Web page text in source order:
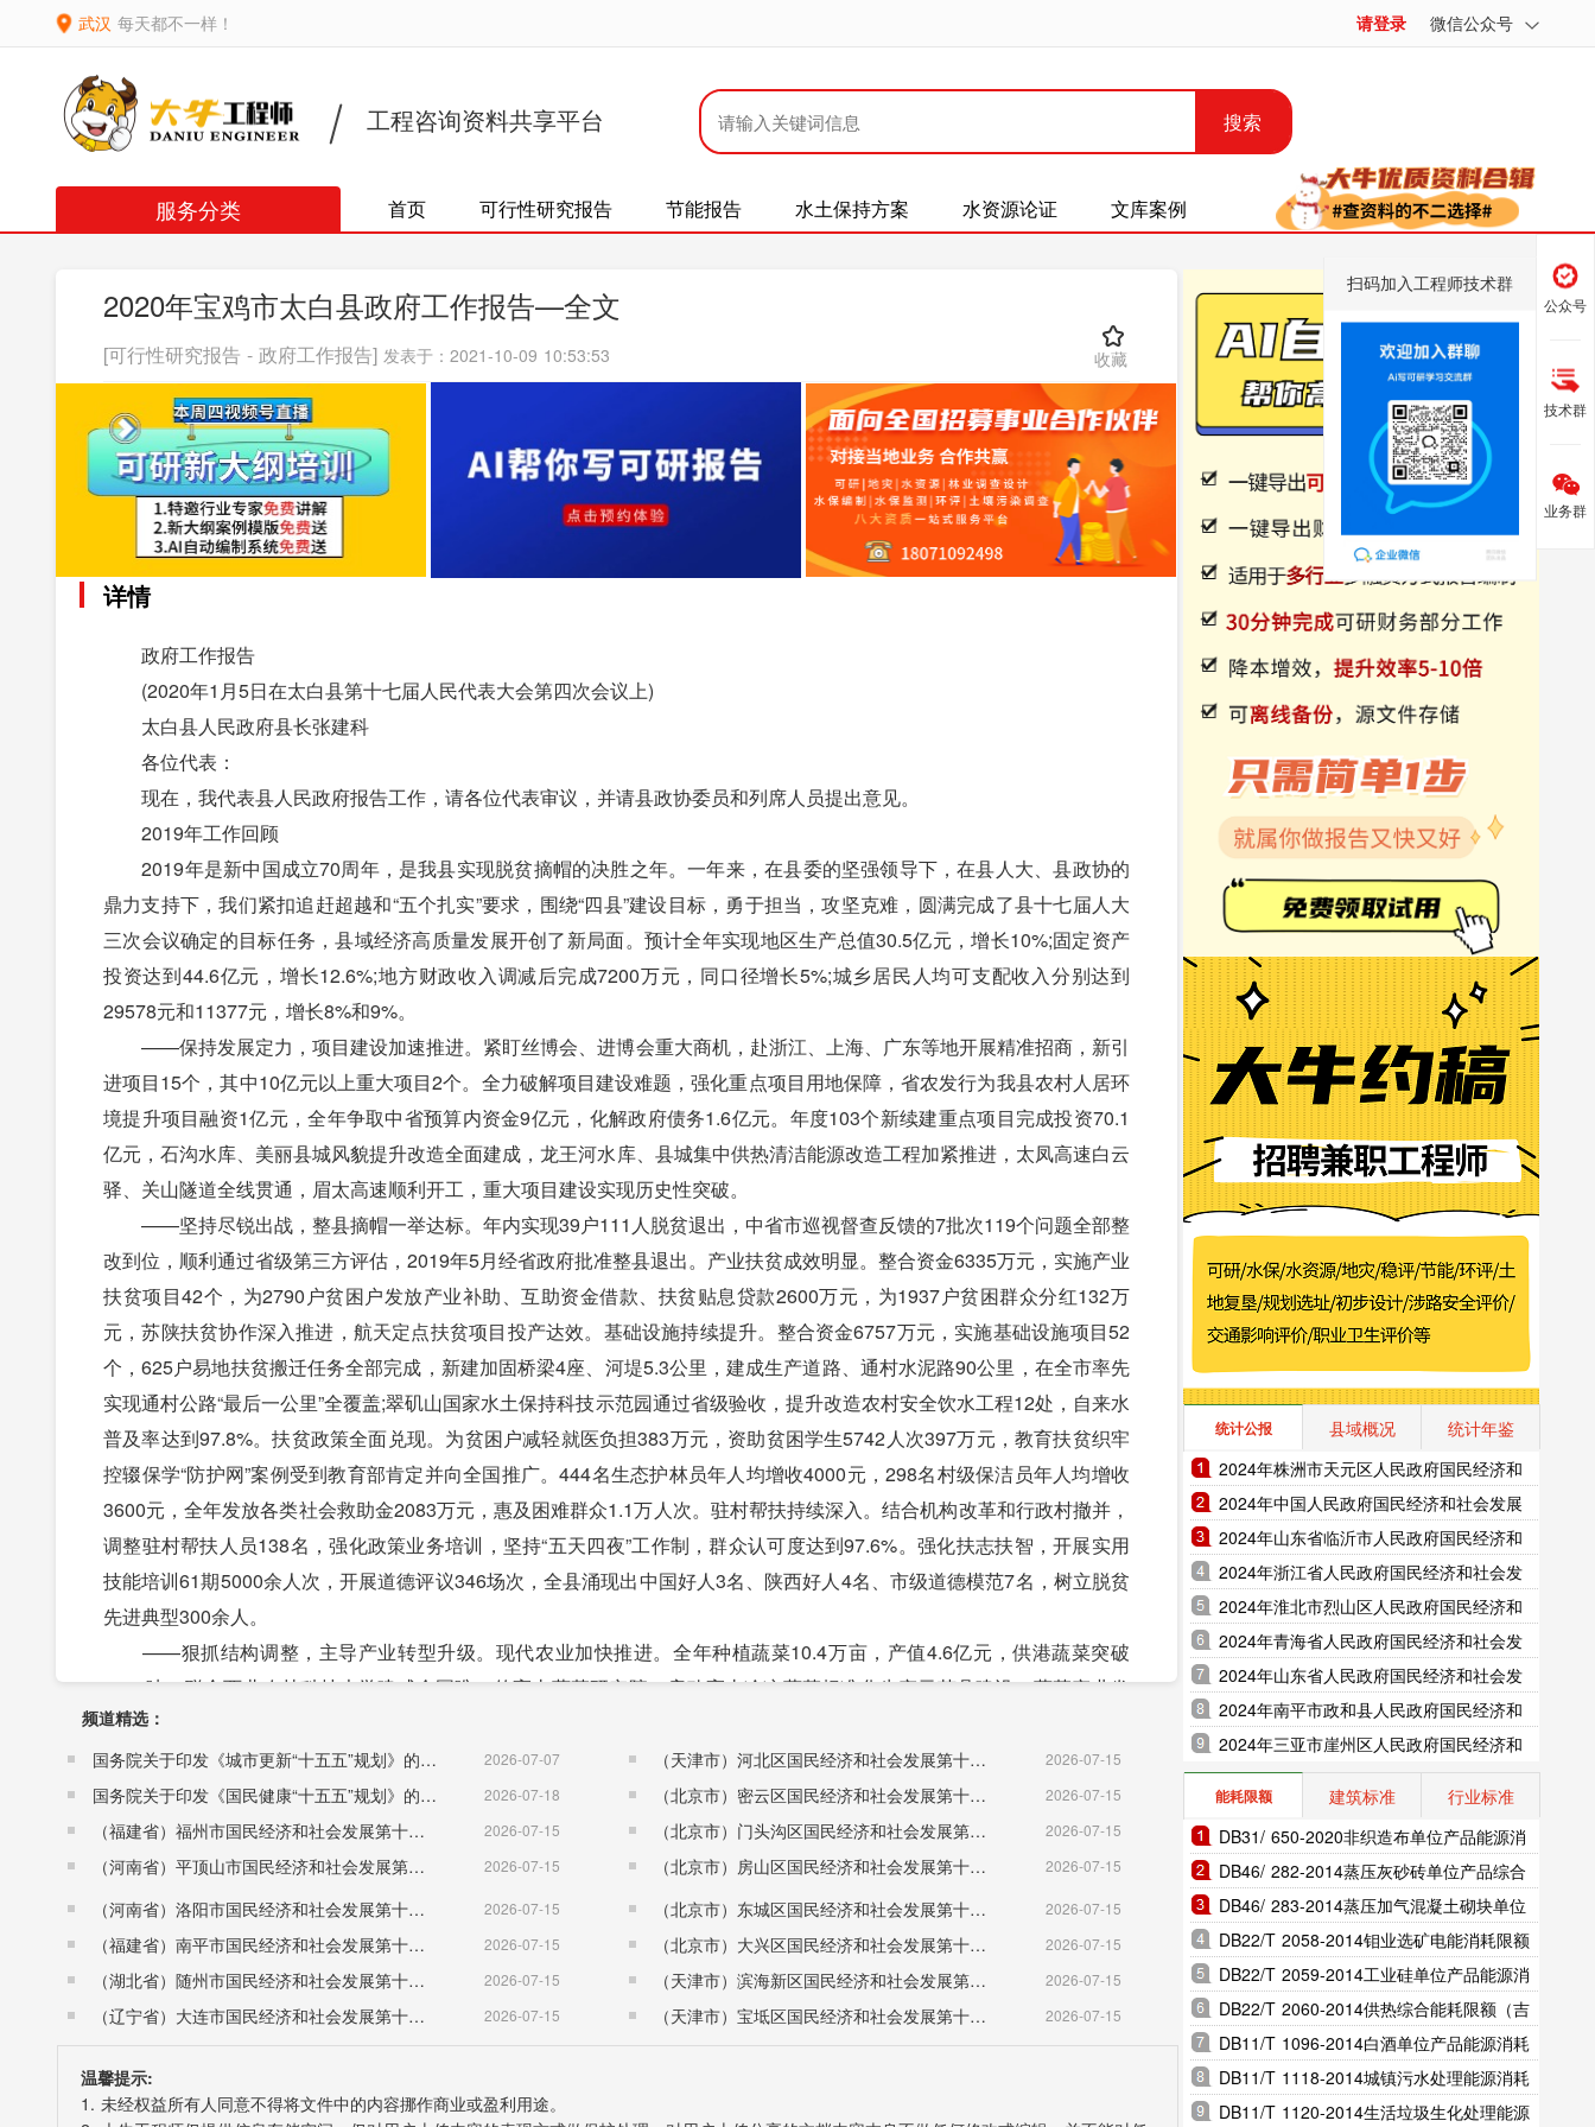
武汉 每天都不一样！ 请登录 微信公众号
工程咨询资料共享平台 搜索
服务分类 首页 可行性研究报告 节能报告 水土保持方案 水资源论证 文库案例
2020年宝鸡市太白县政府工作报告—全文
[可行性研究报告 - 政府工作报告] 发表于：2021-10-09 10:53:53 收藏
详情
政府工作报告
(2020年1月5日在太白县第十七届人民代表大会第四次会议上)
太白县人民政府县长张建科
各位代表：
现在，我代表县人民政府报告工作，请各位代表审议，并请县政协委员和列席人员提出意见。
2019年工作回顾
2019年是新中国成立70周年，是我县实现脱贫摘帽的决胜之年。一年来，在县委的坚强领导下，在县人大、县政协的
鼎力支持下，我们紧扣追赶超越和“五个扎实”要求，围绕“四县”建设目标，勇于担当，攻坚克难，圆满完成了县十七届人大
三次会议确定的目标任务，县域经济高质量发展开创了新局面。预计全年实现地区生产总值30.5亿元，增长10%;固定资产
投资达到44.6亿元，增长12.6%;地方财政收入调减后完成7200万元，同口径增长5%;城乡居民人均可支配收入分别达到
29578元和11377元，增长8%和9%。
——保持发展定力，项目建设加速推进。紧盯丝博会、进博会重大商机，赴浙江、上海、广东等地开展精准招商，新引
进项目15个，其中10亿元以上重大项目2个。全力破解项目建设难题，强化重点项目用地保障，省农发行为我县农村人居环
境提升项目融资1亿元，全年争取中省预算内资金9亿元，化解政府债务1.6亿元。年度103个新续建重点项目完成投资70.1
亿元，石沟水库、美丽县城风貌提升改造全面建成，龙王河水库、县城集中供热清洁能源改造工程加紧推进，太凤高速白云
驿、关山隧道全线贯通，眉太高速顺利开工，重大项目建设实现历史性突破。
——坚持尽锐出战，整县摘帽一举达标。年内实现39户111人脱贫退出，中省市巡视督查反馈的7批次119个问题全部整
改到位，顺利通过省级第三方评估，2019年5月经省政府批准整县退出。产业扶贫成效明显。整合资金6335万元，实施产业
扶贫项目42个，为2790户贫困户发放产业补助、互助资金借款、扶贫贴息贷款2600万元，为1937户贫困群众分红132万
元，苏陕扶贫协作深入推进，航天定点扶贫项目投产达效。基础设施持续提升。整合资金6757万元，实施基础设施项目52
个，625户易地扶贫搬迁任务全部完成，新建加固桥梁4座、河堤5.3公里，建成生产道路、通村水泥路90公里，在全市率先
实现通村公路“最后一公里”全覆盖;翠矶山国家水土保持科技示范园通过省级验收，提升改造农村安全饮水工程12处，自来水
普及率达到97.8%。扶贫政策全面兑现。为贫困户减轻就医负担383万元，资助贫困学生5742人次397万元，教育扶贫织牢
控辍保学“防护网”案例受到教育部肯定并向全国推广。444名生态护林员年人均增收4000元，298名村级保洁员年人均增收
3600元，全年发放各类社会救助金2083万元，惠及困难群众1.1万人次。驻村帮扶持续深入。结合机构改革和行政村撤并，
调整驻村帮扶人员138名，强化政策业务培训，坚持“五天四夜”工作制，群众认可度达到97.6%。强化扶志扶智，开展实用
技能培训61期5000余人次，开展道德评议346场次，全县涌现出中国好人3名、陕西好人4名、市级道德模范7名，树立脱贫
先进典型300余人。
——狠抓结构调整，主导产业转型升级。现代农业加快推进。全年种植蔬菜10.4万亩，产值4.6亿元，供港蔬菜突破
2000吨。联合西北农林科技大学建成全国唯一的高山蔬菜研究院，启动高山冷凉蔬菜标准化生产示范县建设，蔬菜产业发
展迈入新时代。发展现代莓类3200亩，500亩户太冰葡萄挂果，全县中药材留床面积4.4万亩，种植干杂果12万亩，发展食
用菌1800万袋，养殖中蜂6.5万箱、林麝418头、冷水鱼24万尾，预计农林牧渔及服务业增加值达到7.2亿元，增长4.5%。加
快全国电子商务进农村综合示范县建设，建成县级公共服务中心和29个镇村服务站点，43户电商企业脱颖而出，实现产值
850万元，为主导产业发展插上了腾飞的翅膀，我县被农业农村部授予全国农村创新创业典型县称号。全域旅游实现新突
破。推进5A级景区县城建设，改造沿街建筑欧式穹顶2万平方米，铺设慢行系统5公里，营造花海2000亩，建安城市综合体
荣获中国建筑行业工程质量最高荣誉鲁班奖。鳌山滑雪场成功举办全国越野滑雪U18精英赛、陕西省第五届滑雪大会。黄柏
塬镇荣获全省市级重点镇建设先进镇，黄柏塬村跻身第一批国家乡村旅游重点村，王家�僬颉⒕淄氛虬自拼迦倩袷〖短厣�
旅游名镇和乡村旅游示范村。全县年接待游客341万人次，实现旅游综合收入27亿元，连续两年荣膺中国最美县域、中国天
然氧吧。生态工业持续增强。太金公司实现产值3.8亿元，天龙钨钼产值达到4.4亿元，其中外贸出口1280万元;三秦森工建
成集生产、科研、科普于一体的蜂文化产业示范园，全县预计实现规模以上工业增加值11.8亿元，占地区生产总值39%。
——坚守保护职责，生态环境全面优化。生态环境问题整治扎实推进。认真落实全国违建别墅清查整治、全省秦岭生态
环境“五乱”问题整治、打击野生动物资源违法犯罪专项行动、宗教问题专项治理工作部署，拆除违法建筑12处1.1万平方
频道精选：
国务院关于印发《城市更新“十五五”规划》的通知（国发〔2026〕12号）
2026-07-07
国务院关于印发《国民健康“十五五”规划》的通知 （国发〔2026〕23号） 2026-07-18
（福建省）福州市国民经济和社会发展第十五个五年规划纲要 2026-07-15
（河南省）平顶山市国民经济和社会发展第十五个五年规划纲要 2026-07-15
（河南省）洛阳市国民经济和社会发展第十五个五年规划纲要 2026-07-15
（福建省）南平市国民经济和社会发展第十五个五年规划纲要 2026-07-15
（湖北省）随州市国民经济和社会发展第十五个五年规划纲要 2026-07-15
（辽宁省）大连市国民经济和社会发展第十五个五年规划纲要 2026-07-15
（天津市）河北区国民经济和社会发展第十五个五年规划纲要 2026-07-15
（北京市）密云区国民经济和社会发展第十五个五年规划纲要 2026-07-15
（北京市）门头沟区国民经济和社会发展第十五个五年规划纲要 2026-07-15
（北京市）房山区国民经济和社会发展第十五个五年规划纲要 2026-07-15
（北京市）东城区国民经济和社会发展第十五个五年规划纲要 2026-07-15
（北京市）大兴区国民经济和社会发展第十五个五年规划纲要 2026-07-15
（天津市）滨海新区国民经济和社会发展第十五个五年规划纲要 2026-07-15
（天津市）宝坻区国民经济和社会发展第十五个五年规划纲要 2026-07-15
温馨提示:
1. 未经权益所有人同意不得将文件中的内容挪作商业或盈利用途。
统计公报 县域概况
统计年鉴
2024年株洲市天元区人民政府国民经济和
社会发展统计公报（2025年更新）
2024年中国人民政府国民经济和社会发展
统计公报（2025年更新）
2024年山东省临沂市人民政府国民经济和
社会发展统计公报（2025年更新）
2024年浙江省人民政府国民经济和社会发
展统计公报（2025年更新）
2024年淮北市烈山区人民政府国民经济和
社会发展统计公报（2025年更新）
2024年青海省人民政府国民经济和社会发
展统计公报（2025年更新）
2024年山东省人民政府国民经济和社会发
展统计公报（2025年更新）
2024年南平市政和县人民政府国民经济和
社会发展统计公报（2025年更新）
2024年三亚市崖州区人民政府国民经济和
社会发展统计公报（2025年更新）
能耗限额 建筑标准
行业标准
DB31/ 650-2020非织造布单位产品能源消
耗限额（上海市地方标准）
DB46/ 282-2014蒸压灰砂砖单位产品综合
能耗和电耗限额（海南省地方标准）
DB46/ 283-2014蒸压加气混凝土砌块单位
产品综合能耗和电耗限额（海南省地方标
准）
DB22/T 2058-2014钼业选矿电能消耗限额
（吉林省地方标准）
DB22/T 2059-2014工业硅单位产品能源消
耗限额（吉林省地方标准）
DB22/T 2060-2014供热综合能耗限额（吉
林省地方标准）
DB11/T 1096-2014白酒单位产品能源消耗
限额（北京市地方标准）
DB11/T 1118-2014城镇污水处理能源消耗
限额（北京市地方标准）
DB11/T 1120-2014生活垃圾生化处理能源
公众号
技术群
扫码加入工程师技术群
业务群